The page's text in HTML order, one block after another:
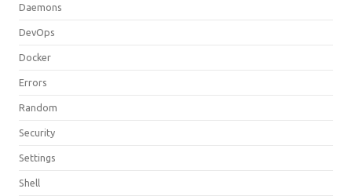
Daemons
DevOps
Docker
Errors
Random
Security
Settings
Shell